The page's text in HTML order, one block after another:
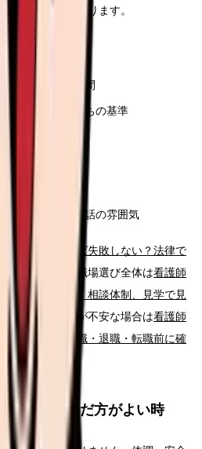
の再発防止になります。
。
前残業、記録時間
ー期間、独り立ちの基準
への対応
の業務分担
、各種手当
ッフの表情や会話の雰囲気
、どこを見れば失敗しない？法律で
み方ガイド
、職場選び全体は看護師
。条件、教育、相談体制、見学で見
給与や生活費が不安な場合は看護師
の考え方｜休職・退職・転職前に確
さい。
い時・急いだ方がよい時